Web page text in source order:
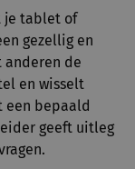
je tablet of
gezellig en
anderen de
en wisselt
een bepaald
geeft uitleg